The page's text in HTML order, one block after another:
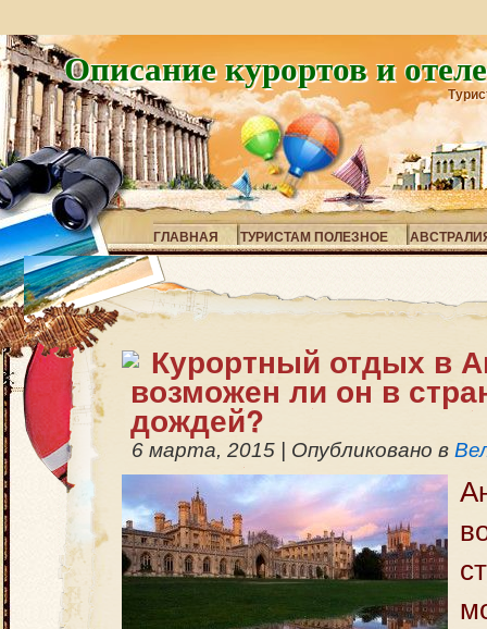
Описание курортов и
ГЛАВНАЯ ТУРИСТАМ ПОЛЕЗНОЕ
Курортный отдых в
возможен ли он в
дождей?
6 марта, 2015 Опубликовано в